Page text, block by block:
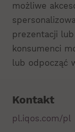
możliwe
prezentacji
konsumenci
lub odpocząć
Kontakt
pl.iqos.com/pl